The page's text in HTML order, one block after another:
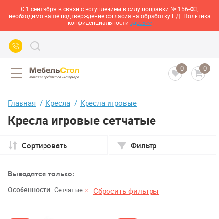
С 1 сентября в связи с вступлением в силу поправки № 156-ФЗ,
необходимо ваше подтверждение согласия на обработку ПД. Политика
конфиденциальности здесь>>
0 0
Главная Кресла Кресла игровые
Кресла игровые сетчатые
Сортировать Фильтр
Выводятся только:
Особенности: Сетчатые Сбросить фильтры